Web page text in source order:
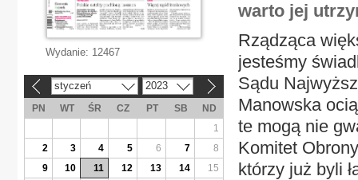
warto jej
Rządząca
jesteśmy
Sądu
Manowska
te mogą nie
Komitet
którzy już byli
Wydanie: 12467
styczeń 2023
PN WT ŚR CZ PT SB
ND
1
2
3 4 5 6 7
8
9
10 11 12 13 14
15